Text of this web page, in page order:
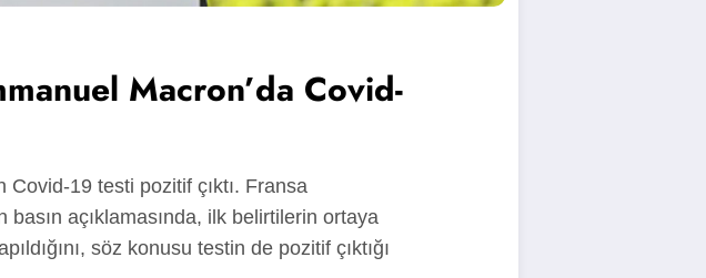
Macron’da Covid-
19 testi pozitif çıktı. Fransa
basın açıklamasında, ilk belirtilerin ortaya
söz konusu testin de pozitif çıktığı